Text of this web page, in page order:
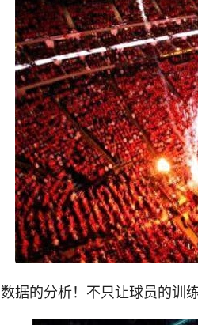
数据的分析！不只让球员的训